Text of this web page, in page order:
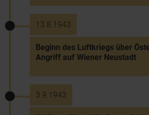
13.8.1943
Beginn des Luftkriegs über
Angriff auf Wiener Neustadt
3.9.1943